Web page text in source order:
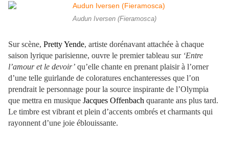
Audun Iversen (Fieramosca)
Sur scène, Pretty Yende, artiste dorénavant attachée à chaque
saison lyrique parisienne, ouvre le premier tableau sur ‘Entre
l’amour et le devoir’ qu’elle chante en prenant plaisir à l’orner
d’une telle guirlande de coloratures enchanteresses que l’on
prendrait le personnage pour la source inspirante de l’Olympia
que mettra en musique Jacques Offenbach quarante ans plus tard.
Le timbre est vibrant et plein d’accents ombrés et charmants qui
rayonnent d’une joie éblouissante.